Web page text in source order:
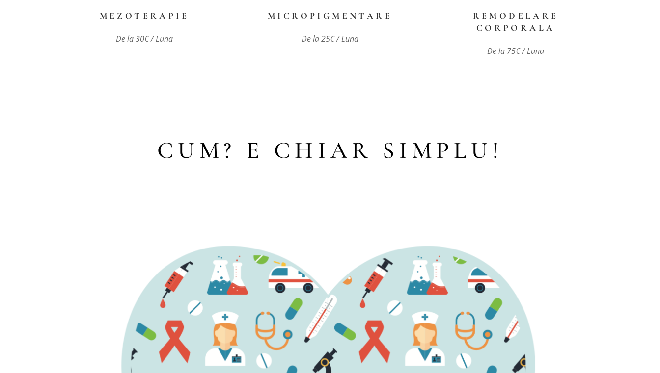
MEZOTERAPIE
De la 30€ / Luna
MICROPIGMENTARE
De la 25€ / Luna
REMODELARE
CORPORALA
De la 75€ / Luna
CUM? E CHIAR SIMPLU!